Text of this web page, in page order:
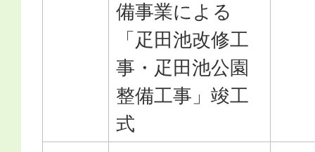
備事業による
「疋田池改修工
事・疋田池公園
整備工事」竣工
式